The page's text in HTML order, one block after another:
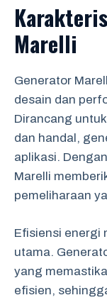
Marelli
Generator
desain dan
Dirancang
dan handal,
aplikasi.
Marelli
pemeliharaan
Efisiensi energi
utama.
yang
efisien,